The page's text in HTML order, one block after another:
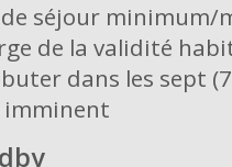
séjour minimum/
de la validité
dans les sept
imminent